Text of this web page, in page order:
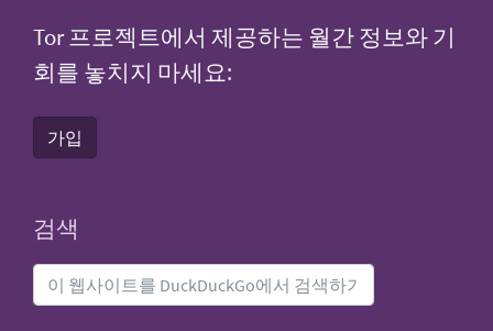
Tor 프로젝트에서 제공하는 월간 정보와 기
회를 놓치지 마세요:
가입
검색